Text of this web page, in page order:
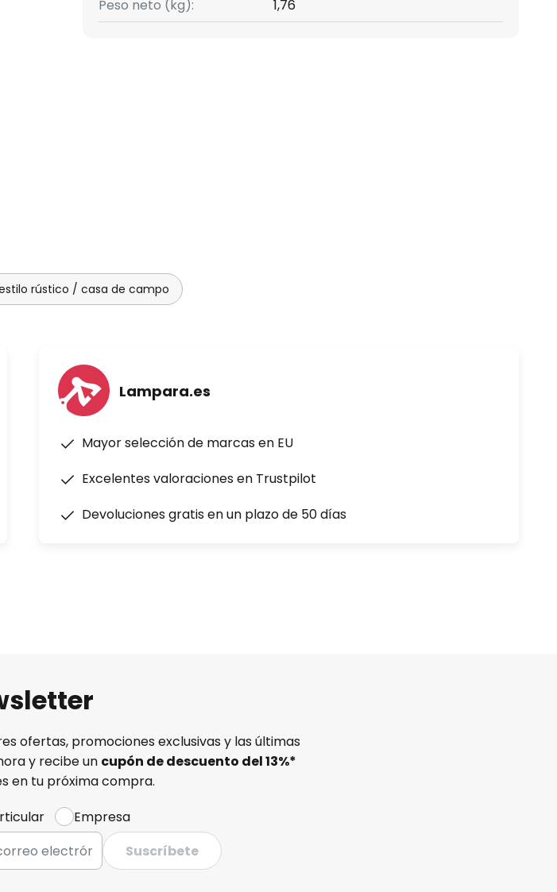
Peso neto (kg):
1,76
rústico / casa de campo
Lampara.es
Mayor selección de marcas en EU
Excelentes valoraciones en Trustpilot
Devoluciones gratis en un plazo de 50 días
ofertas, promociones exclusivas y las últimas
y recibe un cupón de descuento del13%*
en tu próxima compra.
Empresa
Suscríbete